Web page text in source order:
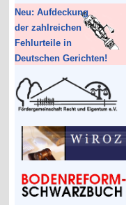
Neu: Aufdeckung
der zahlreichen
Fehlurteile in
Deutschen Gerichten!